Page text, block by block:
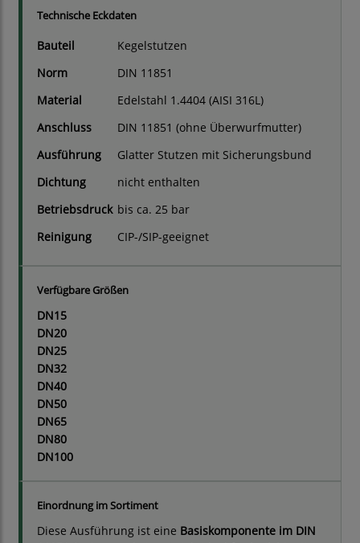
Technische Eckdaten
Bauteil
Kegelstutzen
Norm
DIN 11851
Material
Edelstahl 1.4404 (AISI 316L)
Anschluss
DIN 11851 (ohne Überwurfmutter)
Ausführung
Glatter Stutzen mit Sicherungsbund
Dichtung
nicht enthalten
Betriebsdruck bis ca. 25 bar
Reinigung
CIP-/SIP-geeignet
Verfügbare Größen
DN15
DN20
DN25
DN32
DN40
DN50
DN65
DN80
DN100
Einordnung im Sortiment
Diese Ausführung ist eine Basiskomponente im DIN